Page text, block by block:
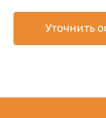
Уточнить